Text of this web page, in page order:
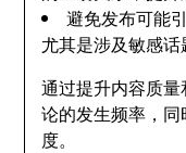
避免发布可能
尤其是涉及敏感
通过提升内容质
论的发生频率，
度。